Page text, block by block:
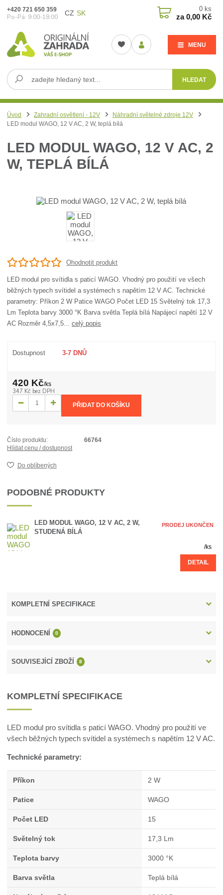
CZ SK
MENU
HLEDAT
+420 721 650 359
Po-Pá: 9:00-18:00
0 ks
za0,00 Kč
Úvod Zahradní osvětlení - 12V
Náhradní světelné zdroje 12V
LED modul WAGO, 12 V AC, 2 W, teplá bílá
LED MODUL WAGO, 12 V AC, 2
W, TEPLÁ BÍLÁ
Ohodnotit produkt
LED modul pro svítidla s paticí WAGO. Vhodný pro použití ve všech
běžných typech svítidel a systémech s napětím 12 V AC. Technické
parametry: Příkon 2 W Patice WAGO Počet LED 15 Světelný tok 17,3
Lm Teplota barvy 3000 °K Barva světla Teplá bílá Napájecí napětí 12 V
AC Rozměr 4,5x7,5...celý popis
Dostupnost 3-7 DNŮ
420 Kč/ks
347 Kč bez DPH
PŘIDAT DO KOŠÍKU
Číslo produktu:
66764
Hlídat cenu / dostupnost
Do oblíbených
PODOBNÉ PRODUKTY
LED MODUL WAGO, 12 V AC, 2 W,
STUDENÁ BÍLÁ
/ks
PRODEJ UKONČEN
DETAIL
KOMPLETNÍ SPECIFIKACE
HODNOCENÍ 0
SOUVISEJÍCÍ ZBOŽÍ 8
KOMPLETNÍ SPECIFIKACE
LED modul pro svítidla s paticí WAGO. Vhodný pro použití ve
všech běžných typech svítidel a systémech s napětím 12 V AC.
Technické parametry:
Příkon 2 W
Patice WAGO
Počet LED 15
Světelný tok 17,3 Lm
Teplota barvy 3000 °K
Barva světla Teplá bílá